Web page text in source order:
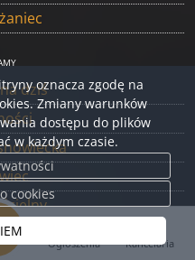
Ogłoszenia Kancelaria
dziśoznacza zgodę na
Zmiany warunków
dostępu do plików
w każdym czasie.
cookies